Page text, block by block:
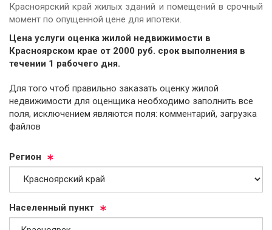
Красноярский край жилых зданий и помещений в срочный
момент по опущенной цене для ипотеки.
Цена услуги оценка жилой недвижимости в
Красноярском крае от 2000 руб. cрок выполнения в
течении 1 рабочего дня.
Для того чтоб правильно заказать оценку жилой
недвижимости для оценщика необходимо заполнить все
поля, исключением являются поля: комментарий, загрузка
файлов
Ре­ги­он
На­се­лен­ный пункт